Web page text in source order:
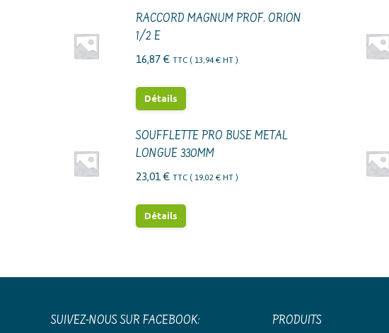
RACCORD MAGNUM PROF. ORION
1/2 E
16,87 € TTC ( 13,94 € HT )
Détails
SOUFFLETTE PRO BUSE METAL
LONGUE 330MM
23,01 € TTC ( 19,02 € HT )
Détails
SUIVEZ-NOUS SUR FACEBOOK: PRODUITS